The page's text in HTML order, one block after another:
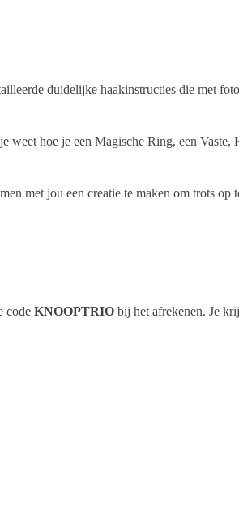
duidelijke haakinstructies die met
weet hoe je een Magische Ring, een Vaste,
met jou een creatie te maken om trots op
code KNOOPTRIO bij het afrekenen. Je